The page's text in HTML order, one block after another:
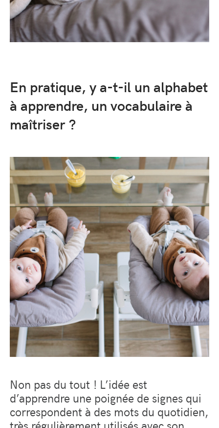
En pratique, y a-t-il un alphabet
à apprendre, un vocabulaire à
maîtriser ?
Non pas du tout ! L’idée est
d’apprendre une poignée de signes qui
correspondent à des mots du quotidien,